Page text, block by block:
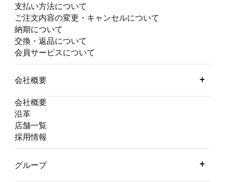
支払い方法について
ご注文内容の変更・キャンセルについて
納期について
交換・返品について
会員サービスについて
会社概要
会社概要
沿革
店舗一覧
採用情報
グループ